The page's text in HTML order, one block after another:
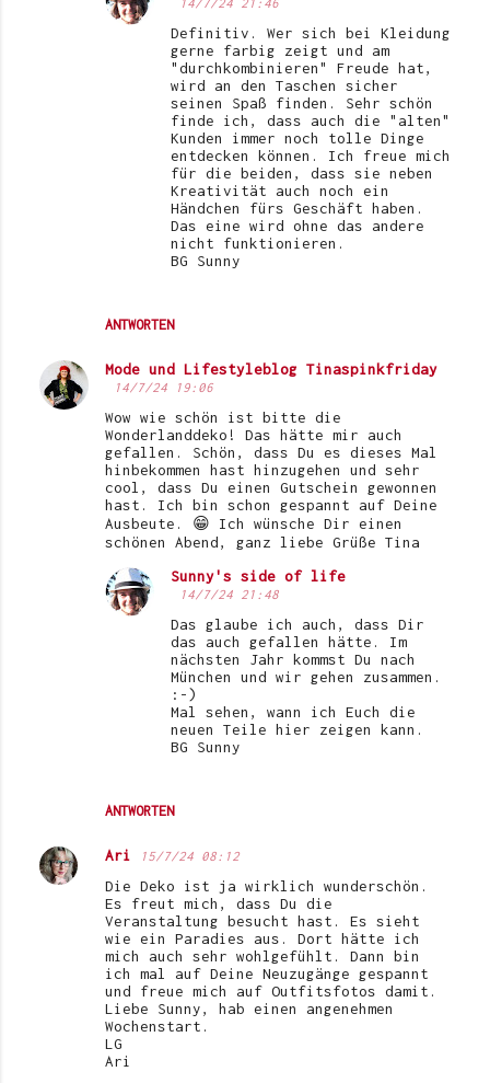
ANTWORTEN
Definitiv. Wer sich bei Kleidung
gerne farbig zeigt und am
"durchkombinieren" Freude hat,
wird an den Taschen sicher
seinen Spaß finden. Sehr schön
finde ich, dass auch die "alten"
Kunden immer noch tolle Dinge
entdecken können. Ich freue mich
für die beiden, dass sie neben
Kreativität auch noch ein
Händchen fürs Geschäft haben.
Das eine wird ohne das andere
nicht funktionieren.
BG Sunny
Mode und Lifestyleblog Tinaspinkfriday
14/7/24 19:06
Wow wie schön ist bitte die
Wonderlanddeko! Das hätte mir auch
gefallen. Schön, dass Du es dieses Mal
hinbekommen hast hinzugehen und sehr
cool, dass Du einen Gutschein gewonnen
hast. Ich bin schon gespannt auf Deine
Ausbeute. 😁 Ich wünsche Dir einen
schönen Abend, ganz liebe Grüße Tina
ANTWORTEN
Sunny's side of life
14/7/24 21:48
Das glaube ich auch, dass Dir
das auch gefallen hätte. Im
nächsten Jahr kommst Du nach
München und wir gehen zusammen.
:-)
Mal sehen, wann ich Euch die
neuen Teile hier zeigen kann.
BG Sunny
Ari 15/7/24 08:12
Die Deko ist ja wirklich wunderschön.
Es freut mich, dass Du die
Veranstaltung besucht hast. Es sieht
wie ein Paradies aus. Dort hätte ich
mich auch sehr wohlgefühlt. Dann bin
ich mal auf Deine Neuzugänge gespannt
und freue mich auf Outfitsfotos damit.
Liebe Sunny, hab einen angenehmen
Wochenstart.
LG
Ari